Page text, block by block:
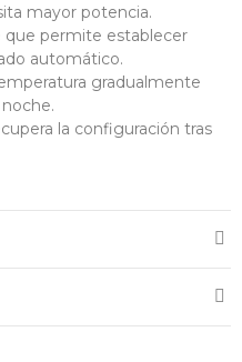
mayor potencia.
que permite establecer
automático.
gradualmente
la configuración tras